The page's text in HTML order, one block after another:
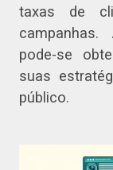
taxas de
pode-se
suas
público.